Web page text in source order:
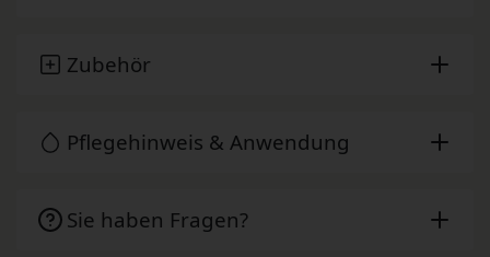
Zubehör
Pflegehinweis & Anwendung
Sie haben Fragen?